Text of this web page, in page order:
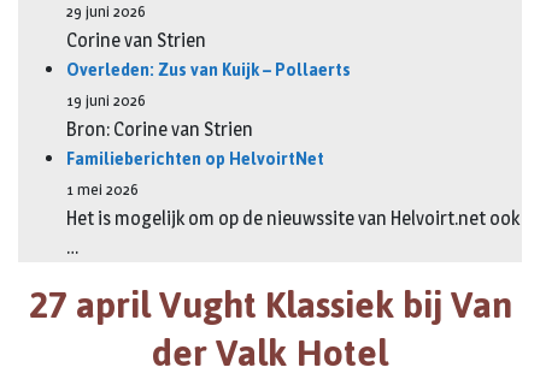
29 juni 2026
Corine van Strien
Overleden: Zus van Kuijk – Pollaerts
19 juni 2026
Bron: Corine van Strien
Familieberichten op HelvoirtNet
1 mei 2026
Het is mogelijk om op de nieuwssite van Helvoirt.net ook
…
27 april Vught Klassiek bij Van
der Valk Hotel